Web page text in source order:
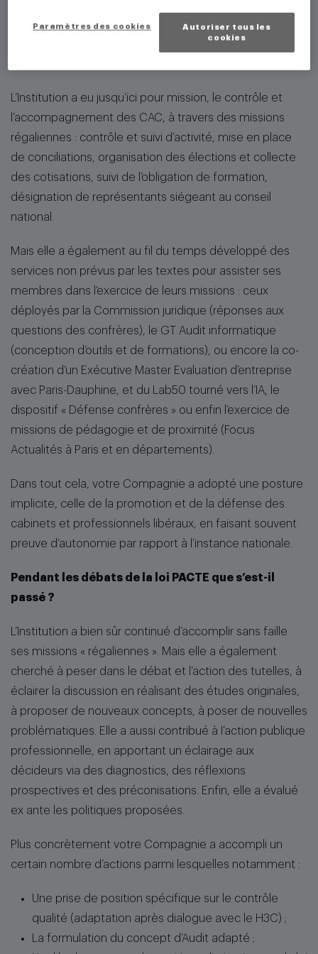
que la Compagnie de Paris soit agile ?
Avant PACTE quels étaient les objectifs de
L’Institution a eu jusqu’ici pour mission, le contrôle et
l’accompagnement des CAC, à travers des missions
régaliennes : contrôle et suivi d’activité, mise en place
de conciliations, organisation des élections et collecte
des cotisations, suivi de l’obligation de formation,
désignation de représentants siégeant au conseil
national.
Mais elle a également au fil du temps développé des
services non prévus par les textes pour assister ses
membres dans l’exercice de leurs missions : ceux
déployés par la Commission juridique (réponses aux
questions des confrères), le GT Audit informatique
(conception d’outils et de formations), ou encore la co-
création d’un Exécutive Master Evaluation d’entreprise
avec Paris-Dauphine, et du Lab50 tourné vers l’IA, le
dispositif « Défense confrères » ou enfin l’exercice de
missions de pédagogie et de proximité (Focus
Actualités à Paris et en départements).
Dans tout cela, votre Compagnie a adopté une posture
implicite, celle de la promotion et de la défense des
cabinets et professionnels libéraux, en faisant souvent
preuve d’autonomie par rapport à l’instance nationale.
Pendant les débats de la loi PACTE que s’est-il
passé ?
L’Institution a bien sûr continué d’accomplir sans faille
ses missions « régaliennes ». Mais elle a également
cherché à peser dans le débat et l’action des tutelles, à
éclairer la discussion en réalisant des études originales,
à proposer de nouveaux concepts, à poser de nouvelles
problématiques. Elle a aussi contribué à l’action publique
professionnelle, en apportant un éclairage aux
décideurs via des diagnostics, des réflexions
prospectives et des préconisations. Enfin, elle a évalué
ex ante les politiques proposées.
Plus concrètement votre Compagnie a accompli un
certain nombre d’actions parmi lesquelles notamment :
Une prise de position spécifique sur le contrôle
qualité (adaptation après dialogue avec le H3C) ;
La formulation du concept d’Audit adapté ;
Autoriser tous les
cookies
Paramètres des cookies